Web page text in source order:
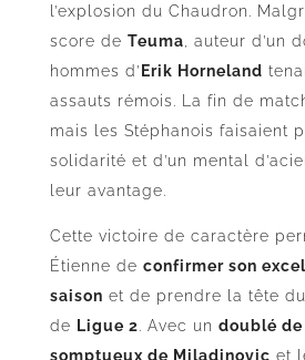
l’explosion du Chaudron.
score de Teuma , auteur d’un
hommes d’ Erik Horneland
assauts rémois. La fin de
mais les Stéphanois faisaient
solidarité et d’un mental
leur avantage.
Cette victoire de caractère
Étienne de confirmer son
saison et de prendre la tête
de Ligue 2 . Avec un doublé de
somptueux de Miladinovic et